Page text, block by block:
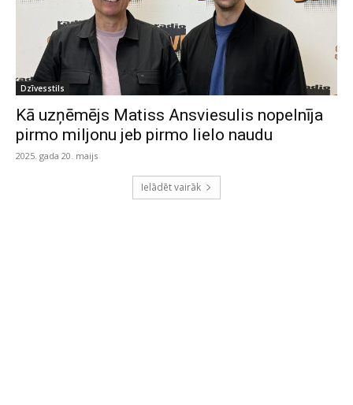
Dzīvesstils
Kā uzņēmējs Matiss Ansviesulis nopelnīja
pirmo miljonu jeb pirmo lielo naudu
2025. gada 20. maijs
Ielādēt vairāk